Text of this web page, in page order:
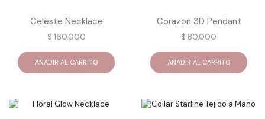
Celeste Necklace
$ 160.000
AÑADIR AL CARRITO
Corazon 3D Pendant
$ 80.000
AÑADIR AL CARRITO